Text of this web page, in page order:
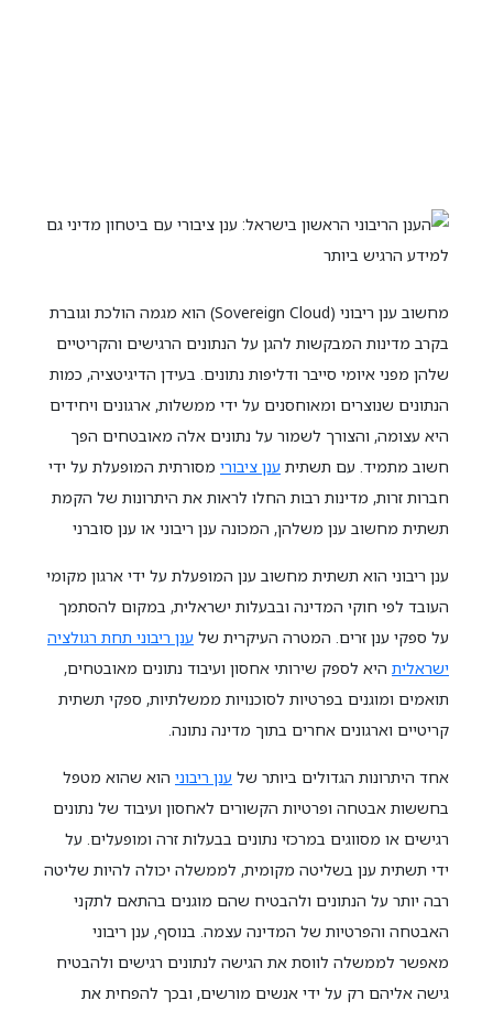
מחשוב ענן ריבוני (Sovereign Cloud) הוא מגמה הולכת וגוברת
בקרב מדינות המבקשות להגן על הנתונים הרגישים והקריטיים
שלהן מפני איומי סייבר ודליפות נתונים. בעידן הדיגיטציה, כמות
הנתונים שנוצרים ומאוחסנים על ידי ממשלות, ארגונים ויחידים
היא עצומה, והצורך לשמור על נתונים אלה מאובטחים הפך
חשוב מתמיד. עם תשתית ענן ציבורי מסורתית המופעלת על ידי
חברות זרות, מדינות רבות החלו לראות את היתרונות של הקמת
תשתית מחשוב ענן משלהן, המכונה ענן ריבוני או ענן סוברני
ענן ריבוני הוא תשתית מחשוב ענן המופעלת על ידי ארגון מקומי
העובד לפי חוקי המדינה ובבעלות ישראלית, במקום להסתמך
על ספקי ענן זרים. המטרה העיקרית של ענן ריבוני תחת רגולציה
ישראלית היא לספק שירותי אחסון ועיבוד נתונים מאובטחים,
תואמים ומוגנים בפרטיות לסוכנויות ממשלתיות, ספקי תשתית
קריטיים וארגונים אחרים בתוך מדינה נתונה.
אחד היתרונות הגדולים ביותר של ענן ריבוני הוא שהוא מטפל
בחששות אבטחה ופרטיות הקשורים לאחסון ועיבוד של נתונים
רגישים או מסווגים במרכזי נתונים בבעלות זרה ומופעלים. על
ידי תשתית ענן בשליטה מקומית, לממשלה יכולה להיות שליטה
רבה יותר על הנתונים ולהבטיח שהם מוגנים בהתאם לתקני
האבטחה והפרטיות של המדינה עצמה. בנוסף, ענן ריבוני
מאפשר לממשלה לווסת את הגישה לנתונים רגישים ולהבטיח
גישה אליהם רק על ידי אנשים מורשים, ובכך להפחית את